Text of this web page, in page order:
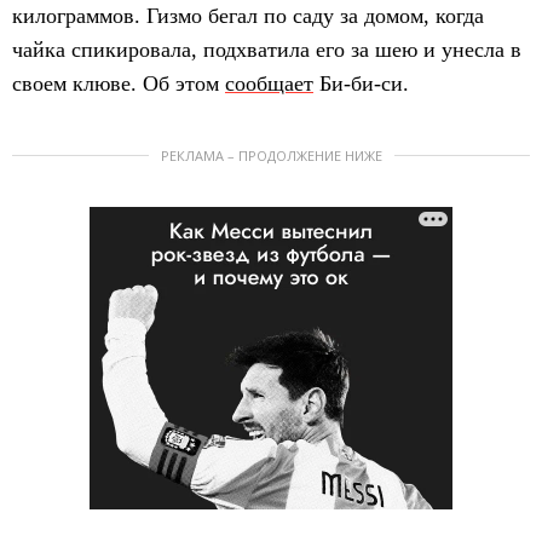
килограммов. Гизмо бегал по саду за домом, когда
чайка спикировала, подхватила его за шею и унесла в
своем клюве. Об этом сообщает Би-би-си.
РЕКЛАМА – ПРОДОЛЖЕНИЕ НИЖЕ